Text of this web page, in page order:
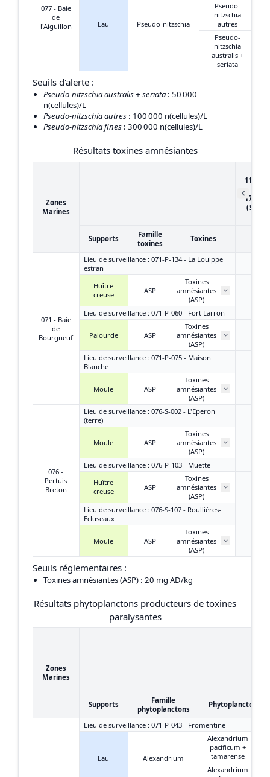
077 - Baie
de
l'Aiguillon
Eau Pseudo-nitzschia
Pseudo-
nitzschia
autres
Pseudo-
nitzschia
australis +
seriata
Seuils d'alerte :
Pseudo-nitzschia australis + seriata : 50 000
n(cellules)/L
Pseudo-nitzschia autres : 100 000 n(cellules)/L
Pseudo-nitzschia fines : 300 000 n(cellules)/L
Résultats toxines amnésiantes
Zones
Marines
11/04/
17/04/
Supports
Famille
toxines
Toxines
071 - Baie
de
Bourgneuf
Lieu de surveillance : 071-P-134 - La Louippe
estran
Huître
creuse
ASP
Toxines
amnésiantes
(ASP)
Lieu de surveillance : 071-P-060 - Fort Larron
Palourde ASP
Toxines
amnésiantes
(ASP)
Lieu de surveillance : 071-P-075 - Maison
Blanche
Moule ASP
Toxines
amnésiantes
(ASP)
076 -
Pertuis
Breton
Lieu de surveillance : 076-S-002 - L'Eperon
(terre)
Moule ASP
Toxines
amnésiantes
(ASP)
Lieu de surveillance : 076-P-103 - Muette
Huître
creuse
ASP
Toxines
amnésiantes
(ASP)
Lieu de surveillance : 076-S-107 - Roullières-
Ecluseaux
Moule ASP
Toxines
amnésiantes
(ASP)
Seuils réglementaires :
Toxines amnésiantes (ASP) : 20 mg AD/kg
Résultats phytoplanctons producteurs de toxines
paralysantes
Zones
Marines
Supports
Famille
phytoplanctons
Phytoplanctons
Lieu de surveillance : 071-P-043 - Fromentine
Eau Alexandrium
Alexandrium
pacificum +
tamarense
Alexandrium